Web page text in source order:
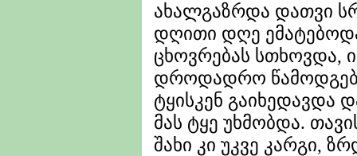
ახალგაზრდა დათვი
დღითი დღე
ცხოვრებას სთხოვდა,
დროდადრო
ტყისკენ გაიხედავდა
მას ტყე უხმობდა.
შახი კი უკვე კარგი,